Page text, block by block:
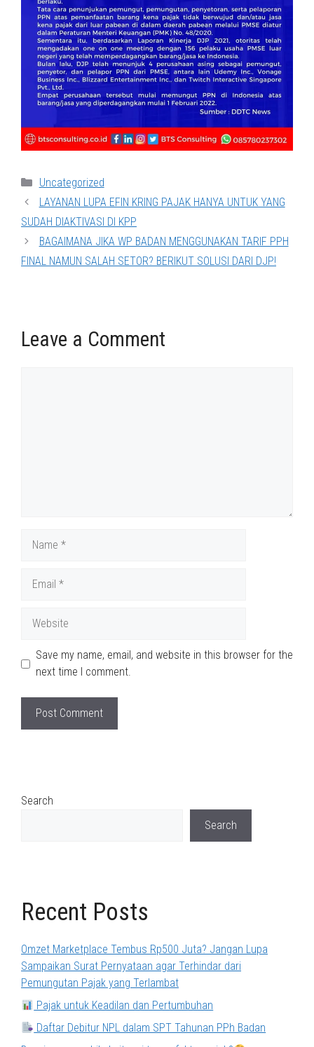
Categories
Uncategorized
LAYANAN LUPA EFIN KRING PAJAK HANYA UNTUK YANG
SUDAH DIAKTIVASI DI KPP
BAGAIMANA JIKA WP BADAN MENGGUNAKAN TARIF PPH
FINAL NAMUN SALAH SETOR? BERIKUT SOLUSI DARI DJP!
Leave a Comment
Save my name, email, and website in this browser for the
next time I comment.
Search
Search
Recent Posts
Omzet Marketplace Tembus Rp500 Juta? Jangan Lupa
Sampaikan Surat Pernyataan agar Terhindar dari
Pemungutan Pajak yang Terlambat
Pajak untuk Keadilan dan Pertumbuhan
Daftar Debitur NPL dalam SPT Tahunan PPh Badan